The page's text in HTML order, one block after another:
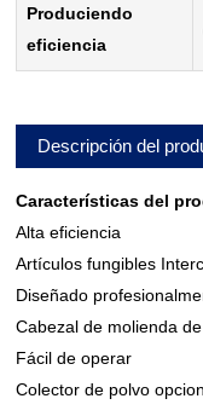
Produciendo
eficiencia
Descripción del
Características del
Alta eficiencia
Artículos fungibles
Diseñado
Cabezal de molienda
Fácil de operar
Colector de polvo